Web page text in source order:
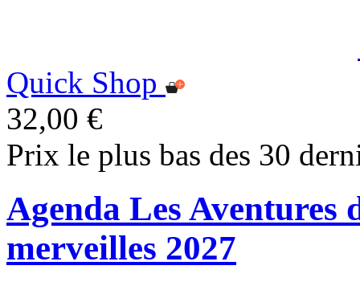
Quick Shop
32,00 €
Prix le plus bas des 30
Agenda Les Aventures
merveilles 2027